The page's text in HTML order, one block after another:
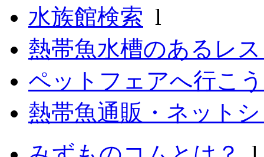
水族館検索 l
熱帯魚水槽のあるレ
ペットフェアへ行こ
熱帯魚通販・ネット